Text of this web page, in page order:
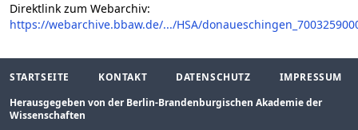
Direktlink zum Webarchiv:
https://webarchive.bbaw.de/.../HSA/
STARTSEITE KONTAKT DATENSCHUTZ
IMPRESSUM
Herausgegeben von der Berlin-Brandenburgischen Akademie der
Wissenschaften